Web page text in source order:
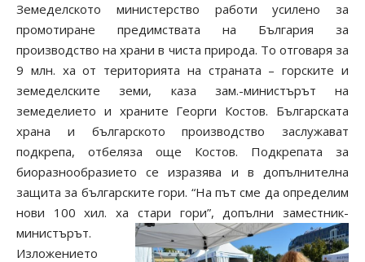
Земеделското министерство работи усилено за
промотиране предимствата на България за
производство на храни в чиста природа. То отговаря за
9 млн. ха от територията на страната – горските и
земеделските земи, каза зам.-министърът на
земеделието и храните Георги Костов. Българската
храна и българското производство заслужават
подкрепа, отбеляза още Костов. Подкрепата за
биоразнообразието се изразява и в допълнителна
защита за българските гори. “На път сме да определим
нови 100 хил. ха стари гори”, допълни заместник-
министърът.
Изложението